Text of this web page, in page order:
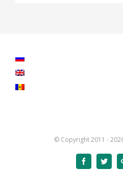
© Copyright 2011 -
Facebook